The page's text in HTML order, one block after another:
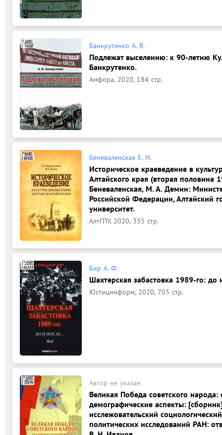
Банкрутенко А. В.
Подлежат выселению: к 90-летию
Банкрутенко.
Амфора, 2020, 184 стр.
Беневаленская Е. Н.
Историческое краеведение в
Алтайского края (вторая половина
Беневаленская, М. А. Демин:
Российской Федерации, Алтайский
университет.
АлтГПУ, 2020, 335 стр.
Бир А. Ф.
Шахтерская забастовка 1989-го: до
Юстицинформ, 2020, 703 стр.
Автор не указан
Великая Победа советского
демографические аспекты:
исслежовательский
политических исследований РАН: